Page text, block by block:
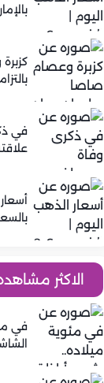
في
الاكثر
في